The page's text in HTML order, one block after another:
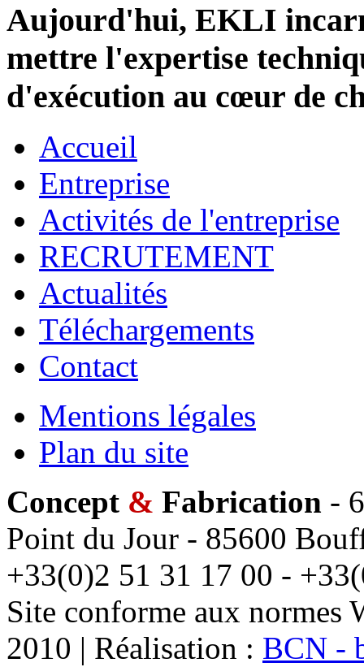
Aujourd'hui, EKLI
mettre l'expertise
d'exécution au cœur de
Accueil
Entreprise
Activités de l'entreprise
RECRUTEMENT
Actualités
Téléchargements
Contact
Mentions légales
Plan du site
Concept & Fabrication -
Point du Jour - 85600
+33(0)2 51 31 17 00 -
Site conforme aux
2010 | Réalisation : BCN -